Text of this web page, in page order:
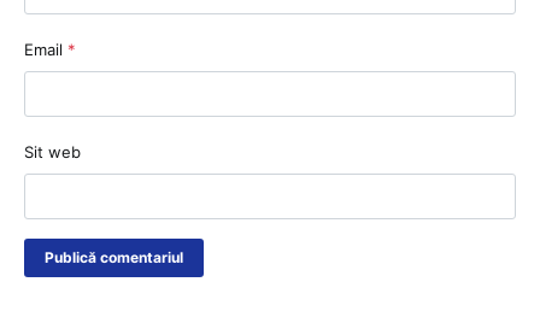
Email *
Sit web